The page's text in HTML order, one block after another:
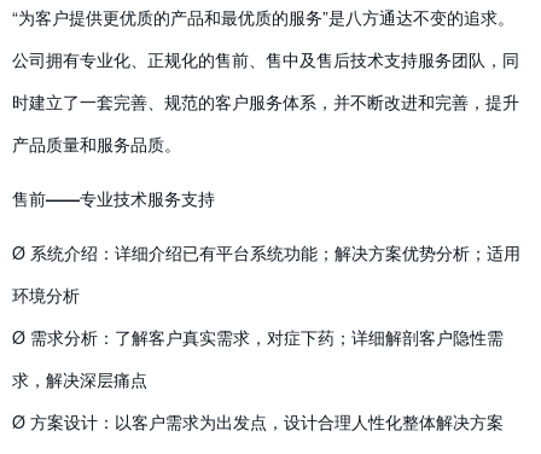
“为客户提供更优质的产品和最优质的服务”是八方通达不变的追求。
公司拥有专业化、正规化的售前、售中及售后技术支持服务团队，同
时建立了一套完善、规范的客户服务体系，并不断改进和完善，提升
产品质量和服务品质。
售前——专业技术服务支持
Ø 系统介绍：详细介绍已有平台系统功能；解决方案优势分析；适用
环境分析
Ø 需求分析：了解客户真实需求，对症下药；详细解剖客户隐性需
求，解决深层痛点
Ø 方案设计：以客户需求为出发点，设计合理人性化整体解决方案